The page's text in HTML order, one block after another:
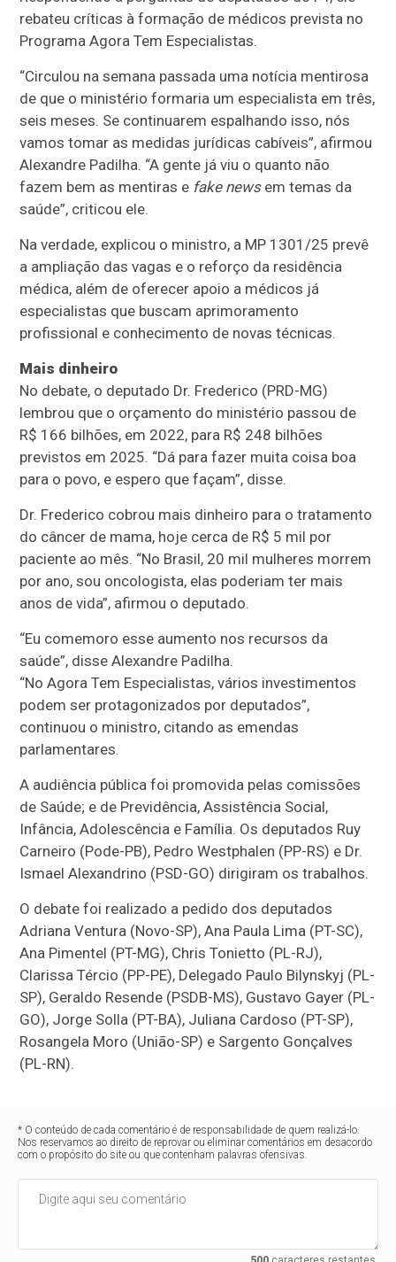
rebateu críticas à formação de médicos prevista no
Programa Agora Tem Especialistas.
“Circulou na semana passada uma notícia mentirosa
de que o ministério formaria um especialista em três,
seis meses. Se continuarem espalhando isso, nós
vamos tomar as medidas jurídicas cabíveis”, afirmou
Alexandre Padilha. “A gente já viu o quanto não
fazem bem as mentiras e fake newsem temas da
saúde”, criticou ele.
Na verdade, explicou o ministro, a MP 1301/25 prevê
a ampliação das vagas e o reforço da residência
médica, além de oferecer apoio a médicos já
especialistas que buscam aprimoramento
profissional e conhecimento de novas técnicas.
Mais dinheiro
No debate, o deputado Dr. Frederico (PRD-MG)
lembrou que o orçamento do ministério passou de
R$ 166 bilhões, em 2022, para R$ 248 bilhões
previstos em 2025. “Dá para fazer muita coisa boa
para o povo, e espero que façam”, disse.
Dr. Frederico cobrou mais dinheiro para o tratamento
do câncer de mama, hoje cerca de R$ 5 mil por
paciente ao mês. “No Brasil, 20 mil mulheres morrem
por ano, sou oncologista, elas poderiam ter mais
anos de vida”, afirmou o deputado.
“Eu comemoro esse aumento nos recursos da
saúde”, disse Alexandre Padilha.
“No Agora Tem Especialistas, vários investimentos
podem ser protagonizados por deputados”,
continuou o ministro, citando as emendas
parlamentares.
A audiência pública foi promovida pelas comissões
de Saúde; e de Previdência, Assistência Social,
Infância, Adolescência e Família. Os deputados Ruy
Carneiro (Pode-PB), Pedro Westphalen (PP-RS) e Dr.
Ismael Alexandrino (PSD-GO) dirigiram os trabalhos.
O debate foi realizado a pedido dos deputados
Adriana Ventura (Novo-SP), Ana Paula Lima (PT-SC),
Ana Pimentel (PT-MG), Chris Tonietto (PL-RJ),
Clarissa Tércio (PP-PE), Delegado Paulo Bilynskyj (PL-
SP), Geraldo Resende (PSDB-MS), Gustavo Gayer (PL-
GO), Jorge Solla (PT-BA), Juliana Cardoso (PT-SP),
Rosangela Moro (União-SP) e Sargento Gonçalves
(PL-RN).
* O conteúdo de cada comentário é de responsabilidade de quem realizá-lo.
Nos reservamos ao direito de reprovar ou eliminar comentários em desacordo
com o propósito do site ou que contenham palavras ofensivas.